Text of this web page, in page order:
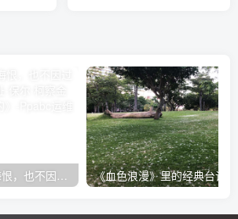
不因虚度年华而悔恨，也不因过去的碌碌无为而羞耻-保尔·柯察金 《钢铁是怎样炼成的》 《血色浪漫》里的经典台词